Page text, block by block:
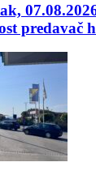
predavač